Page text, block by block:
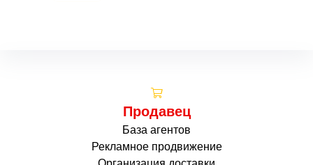
Продавец
База агентов
Рекламное продвижение